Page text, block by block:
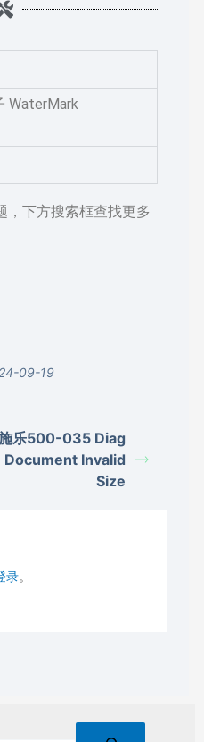
WaterMark
，下方搜索框查找更多
09-19
乐500-035 Diag
Document Invalid
Size
录。